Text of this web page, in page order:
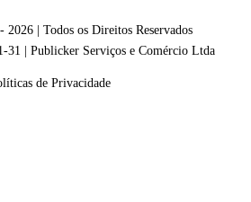
2026 | Todos os Direitos Reservados
31 | Publicker Serviços e Comércio Ltda
de Privacidade